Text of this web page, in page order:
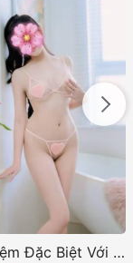
Trải Nghiệm Đặc Biệt Với Pé Thanh – Gái Xinh Ngoan Tình, Bú Mút Như JAV, Làm Tình Tuyệt Đỉnh Tại Gái Gọi Cao Cấp Hà Nội